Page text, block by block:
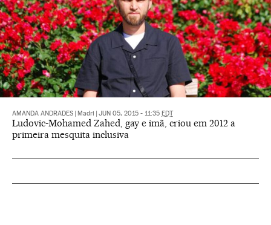
AMANDA ANDRADES Madri JUN 05, 2015 - 11:35 EDT
Ludovic-Mohamed Zahed, gay e imã, criou em 2012 a
primeira mesquita inclusiva